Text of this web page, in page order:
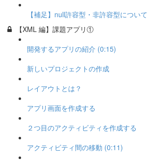
【補足】null許容型・非許容型について
【XML 編】課題アプリ①
開発するアプリの紹介 (0:15)
新しいプロジェクトの作成
レイアウトとは？
アプリ画面を作成する
２つ目のアクティビティを作成する
アクティビティ間の移動 (0:11)